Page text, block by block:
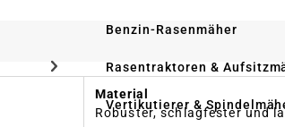
Benzin-Rasenmäher
Rasentraktoren &
Vertikutierer &
Material
Robuster, schlagfester und